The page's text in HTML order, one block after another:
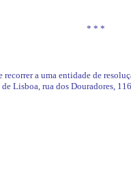
* * *
a uma entidade de
Lisboa, rua dos Douradores,